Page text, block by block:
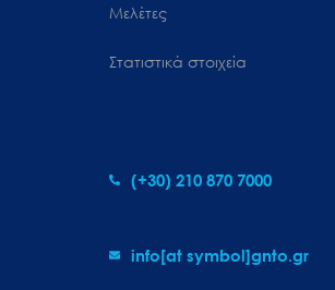
Μελέτες
Στατιστικά στοιχεία
(+30) 210 870 7000
info[at symbol]gnto.gr